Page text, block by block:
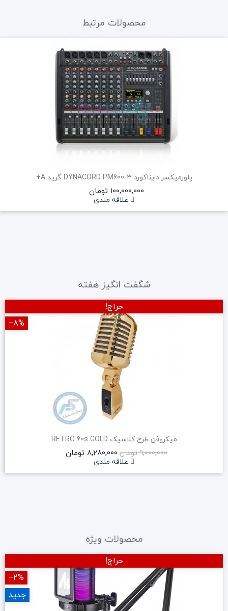
محصولات مرتبط
پاورمیکسر دایناکورد DYNACORD PM600-3 گرید A+
100,000,000 تومان
علاقه مندی
شگفت انگیز هفته
میکروفن طرح کلاسیک RETRO 60s GOLD
9,000,000 تومان
8,280,000 تومان
علاقه مندی
حراج!
‎−8%
محصولات ویژه
حراج!
‎−2%
جدید